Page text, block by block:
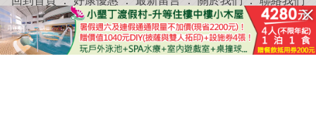
部落格微件．商家合作．討論區．推薦景點． APP下載
羿磊資訊 服務條款&隱私權政策